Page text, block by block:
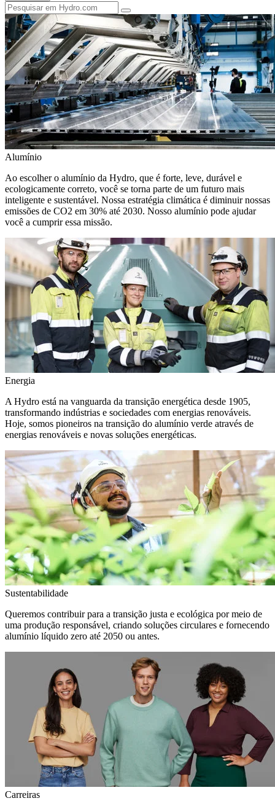
Alumínio
Ao escolher o alumínio da Hydro, que é forte, leve, durável e
ecologicamente correto, você se torna parte de um futuro mais
inteligente e sustentável. Nossa estratégia climática é diminuir nossas
emissões de CO2 em 30% até 2030. Nosso alumínio pode ajudar
você a cumprir essa missão.
Energia
A Hydro está na vanguarda da transição energética desde 1905,
transformando indústrias e sociedades com energias renováveis.
Hoje, somos pioneiros na transição do alumínio verde através de
energias renováveis e novas soluções energéticas.
Sustentabilidade
Queremos contribuir para a transição justa e ecológica por meio de
uma produção responsável, criando soluções circulares e fornecendo
alumínio líquido zero até 2050 ou antes.
Carreiras